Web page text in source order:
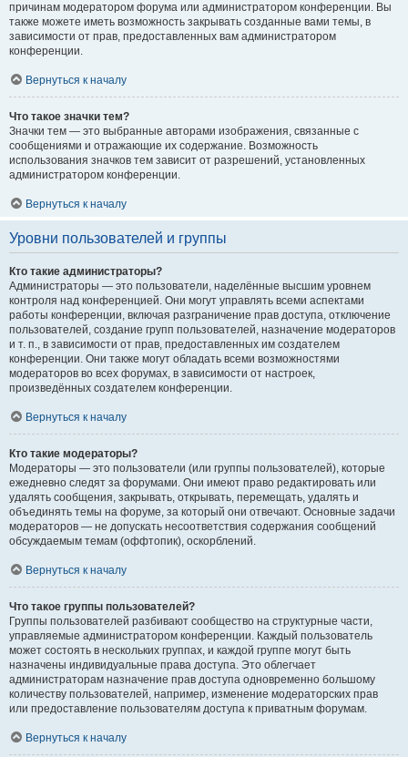
причинам модератором форума или администратором конференции. Вы
также можете иметь возможность закрывать созданные вами темы, в
зависимости от прав, предоставленных вам администратором
конференции.
Вернуться к началу
Что такое значки тем?
Значки тем — это выбранные авторами изображения, связанные с
сообщениями и отражающие их содержание. Возможность
использования значков тем зависит от разрешений, установленных
администратором конференции.
Вернуться к началу
Уровни пользователей и группы
Кто такие администраторы?
Администраторы — это пользователи, наделённые высшим уровнем
контроля над конференцией. Они могут управлять всеми аспектами
работы конференции, включая разграничение прав доступа, отключение
пользователей, создание групп пользователей, назначение модераторов
и т. п., в зависимости от прав, предоставленных им создателем
конференции. Они также могут обладать всеми возможностями
модераторов во всех форумах, в зависимости от настроек,
произведённых создателем конференции.
Вернуться к началу
Кто такие модераторы?
Модераторы — это пользователи (или группы пользователей), которые
ежедневно следят за форумами. Они имеют право редактировать или
удалять сообщения, закрывать, открывать, перемещать, удалять и
объединять темы на форуме, за который они отвечают. Основные задачи
модераторов — не допускать несоответствия содержания сообщений
обсуждаемым темам (оффтопик), оскорблений.
Вернуться к началу
Что такое группы пользователей?
Группы пользователей разбивают сообщество на структурные части,
управляемые администратором конференции. Каждый пользователь
может состоять в нескольких группах, и каждой группе могут быть
назначены индивидуальные права доступа. Это облегчает
администраторам назначение прав доступа одновременно большому
количеству пользователей, например, изменение модераторских прав
или предоставление пользователям доступа к приватным форумам.
Вернуться к началу